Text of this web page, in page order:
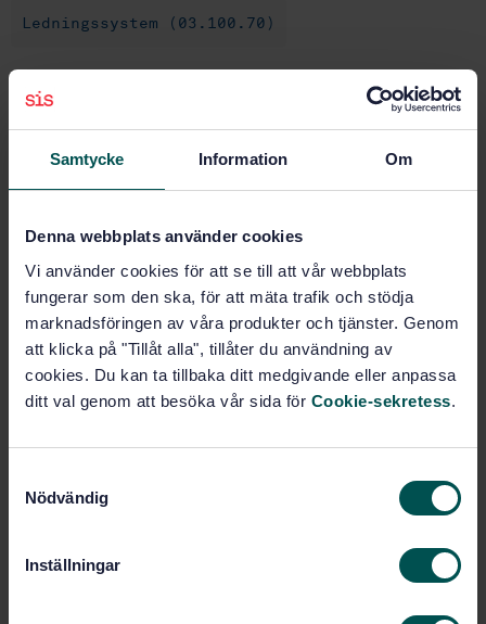
Samtycke Information Om
Denna webbplats använder cookies
Vi använder cookies för att se till att vår webbplats
fungerar som den ska, för att mäta trafik och stödja
marknadsföringen av våra produkter och tjänster. Genom
att klicka på "Tillåt alla", tillåter du användning av
cookies. Du kan ta tillbaka ditt medgivande eller anpassa
ditt val genom att besöka vår sida för Cookie-sekretess.
Nödvändig
Inställningar
Ledningssystem (03.100.70)
Köp denna standard
STANDARD
SVENSK STANDARD· SS-ISO 55001:2024
tillgångsförvaltning – Krav (ISO 55001:2024, IDT)
Prenumerera på standarden - Läs mer
Pris:
PDF
Lägg i varukorgen
Fler alternativ
Språk: Engelska